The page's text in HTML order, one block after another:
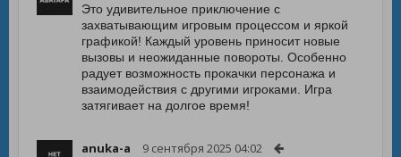
Это удивительное приключение с
захватывающим игровым процессом и яркой
графикой! Каждый уровень приносит новые
вызовы и неожиданные повороты. Особенно
радует возможность прокачки персонажа и
взаимодействия с другими игроками. Игра
затягивает на долгое время!
anuka-a 9 сентября 2025 04:02